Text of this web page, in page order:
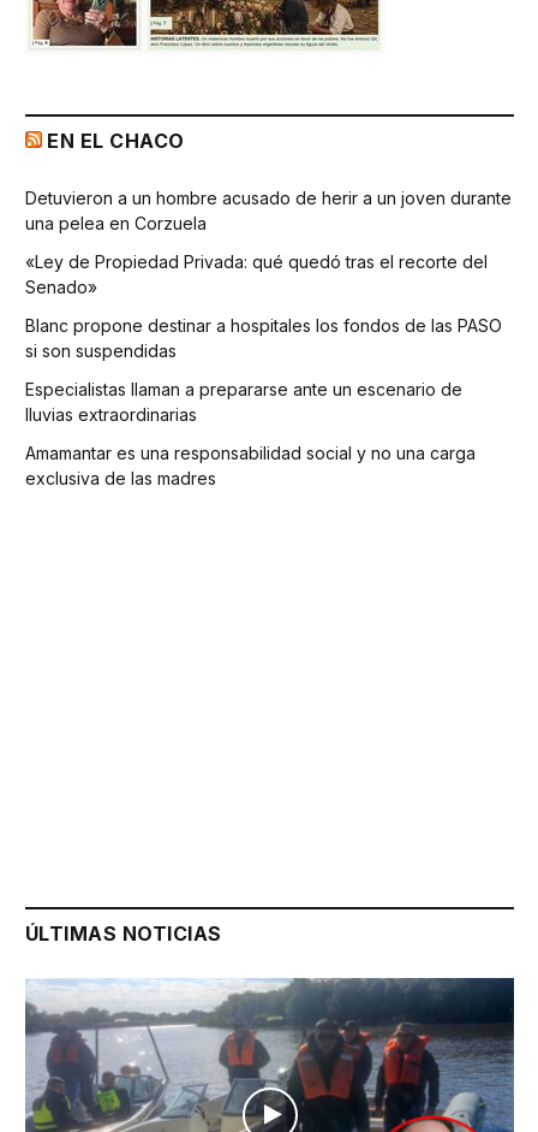
EN EL CHACO
Detuvieron a un hombre acusado de herir a un joven durante
una pelea en Corzuela
«Ley de Propiedad Privada: qué quedó tras el recorte del
Senado»
Blanc propone destinar a hospitales los fondos de las PASO
si son suspendidas
Especialistas llaman a prepararse ante un escenario de
lluvias extraordinarias
Amamantar es una responsabilidad social y no una carga
exclusiva de las madres
ÚLTIMAS NOTICIAS